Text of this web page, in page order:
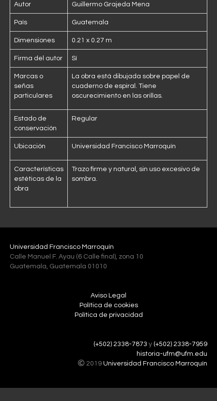
Autor Guillermo Grajeda Mena
País Guatemala
Dimensiones 0.21 x 0.27 m
Firma del autor Sí
Marcas o
señas
particulares
La obra está dibujada sobre papel de
cuaderno de espiral. Tiene
oscurecimiento en las orillas.
Estado de
conservación
Regular
Ubicación Universidad Francisco Marroquín
Características
estéticas de la
obra
Trazo firme y natural, sin uso excesivo de
sombra.
Universidad Francisco Marroquín
Calle Manuel F. Ayau (6 Calle final), zona 10
Guatemala, Guatemala 01010
Aviso Legal
Política de cookies
Política de privacidad
(+502) 2338-7873 y (+502) 2338-7959
historia-ufm@ufm.edu
2019 Universidad Francisco Marroquín